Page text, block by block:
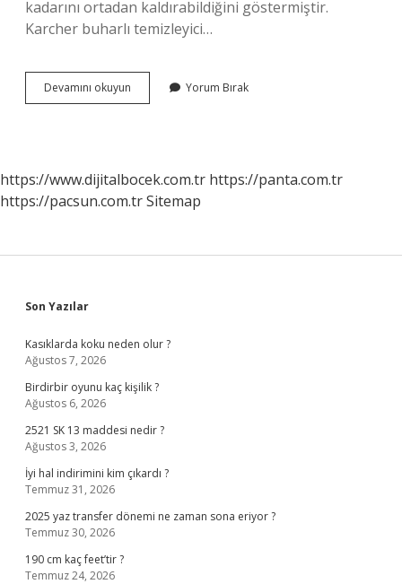
kadarını ortadan kaldırabildiğini göstermiştir.
Karcher buharlı temizleyici…
Devamını okuyun
Temizleyici
Yorum Bırak
https://www.dijitalbocek.com.tr https://panta.com.tr
https://pacsun.com.trSitemap
Sidebar
Son Yazılar
Kasıklarda koku neden olur ?
Ağustos 7, 2026
Birdirbir oyunu kaç kişilik ?
Ağustos 6, 2026
2521 SK 13 maddesi nedir ?
Ağustos 3, 2026
İyi hal indirimini kim çıkardı ?
Temmuz 31, 2026
2025 yaz transfer dönemi ne zaman sona eriyor ?
Temmuz 30, 2026
190 cm kaç feet’tir ?
Temmuz 24, 2026